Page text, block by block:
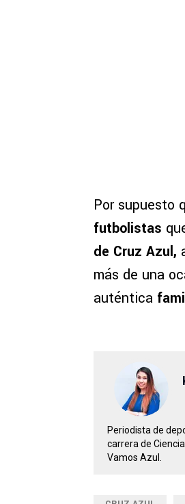
Por supuesto
futbolistas
de Cruz Azul,
más de una
auténtica
Periodista de
carrera de
Vamos Azul.